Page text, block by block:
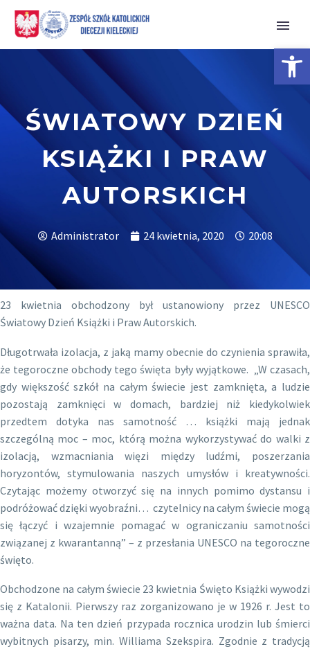
ŚWIATOWY DZIEŃ
KSIĄŻKI I PRAW
AUTORSKICH
Administrator 24 kwietnia, 2020 20:08
23 kwietnia obchodzony był ustanowiony przez UNESCO
Światowy Dzień Książki i Praw Autorskich.
Długotrwała izolacja, z jaką mamy obecnie do czynienia sprawiła,
że tegoroczne obchody tego święta były wyjątkowe. „W czasach,
gdy większość szkół na całym świecie jest zamknięta, a ludzie
pozostają zamknięci w domach, bardziej niż kiedykolwiek
przedtem dotyka nas samotność … książki mają jednak
szczególną moc – moc, którą można wykorzystywać do walki z
izolacją, wzmacniania więzi między ludźmi, poszerzania
horyzontów, stymulowania naszych umysłów i kreatywności.
Czytając możemy otworzyć się na innych pomimo dystansu i
podróżować dzięki wyobraźni… czytelnicy na całym świecie mogą
się łączyć i wzajemnie pomagać w ograniczaniu samotności
związanej z kwarantanną” – z przesłania UNESCO na tegoroczne
święto.
Obchodzone na całym świecie 23 kwietnia Święto Książki wywodzi
się z Katalonii. Pierwszy raz zorganizowano je w 1926 r. Jest to
ważna data. Na ten dzień przypada rocznica urodzin lub śmierci
wybitnych pisarzy, min. Williama Szekspira. Zgodnie z tradycją